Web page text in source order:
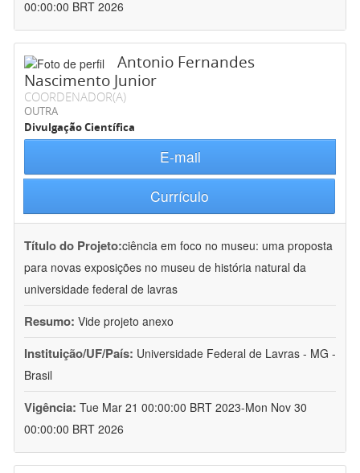
00:00:00 BRT 2026
Antonio Fernandes
Nascimento Junior
COORDENADOR(A)
OUTRA
Divulgação Científica
E-mail
Currículo
Título do Projeto:ciência em foco no museu: uma proposta
para novas exposições no museu de história natural da
universidade federal de lavras
Resumo: Vide projeto anexo
Instituição/UF/País: Universidade Federal de Lavras - MG -
Brasil
Vigência: Tue Mar 21 00:00:00 BRT 2023-Mon Nov 30
00:00:00 BRT 2026